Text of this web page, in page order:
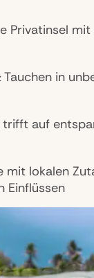
Privatinsel mit
Tauchen in
trifft auf
mit lokalen
Einflüssen